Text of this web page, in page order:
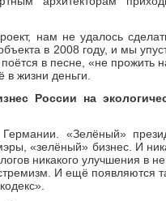
нам не удалось
в 2008 году, и мы
в песне, «не прожить
жизни деньги.
России на
«Зелёный»
«зелёный» бизнес. И
никакого улучшения в
И ещё появляются